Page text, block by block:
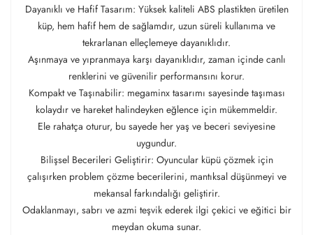
Dayanıklı ve Hafif Tasarım: Yüksek kaliteli ABS plastikten üretilen
küp, hem hafif hem de sağlamdır, uzun süreli kullanıma ve
tekrarlanan elleçlemeye dayanıklıdır.
Aşınmaya ve yıpranmaya karşı dayanıklıdır, zaman içinde canlı
renklerini ve güvenilir performansını korur.
Kompakt ve Taşınabilir: megaminx tasarımı sayesinde taşıması
kolaydır ve hareket halindeyken eğlence için mükemmeldir.
Ele rahatça oturur, bu sayede her yaş ve beceri seviyesine
uygundur.
Bilişsel Becerileri Geliştirir: Oyuncular küpü çözmek için
çalışırken problem çözme becerilerini, mantıksal düşünmeyi ve
mekansal farkındalığı geliştirir.
Odaklanmayı, sabrı ve azmi teşvik ederek ilgi çekici ve eğitici bir
meydan okuma sunar.